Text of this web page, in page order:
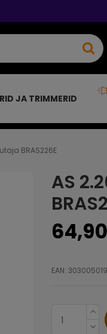
JA TRIMMERID
BRAS226E
AS
EAN: